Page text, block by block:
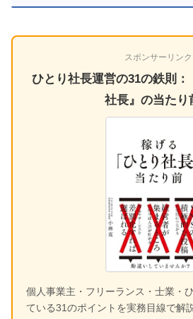
スポンサーリンク
ひとり社長運営の31の鉄則：
社長』の当たり
個人事業主・フリーランス・士業・
ている31のポイントを実務目線で解